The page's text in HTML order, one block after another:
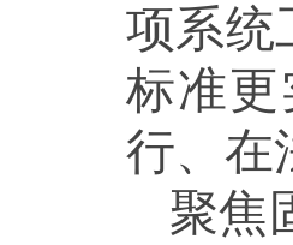
项系统
标准
行、在
聚焦